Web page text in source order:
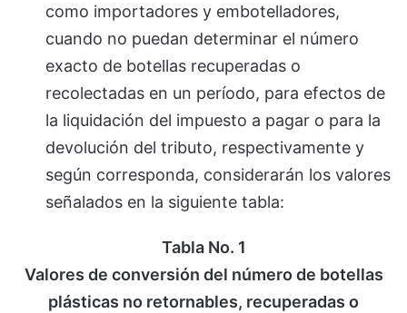
como importadores y embotelladores,
cuando no puedan determinar el número
exacto de botellas recuperadas o
recolectadas en un período, para efectos de
la liquidación del impuesto a pagar o para la
devolución del tributo, respectivamente y
según corresponda, considerarán los valores
señalados en la siguiente tabla:
Tabla No. 1
Valores de conversión del número de botellas
plásticas no retornables, recuperadas o